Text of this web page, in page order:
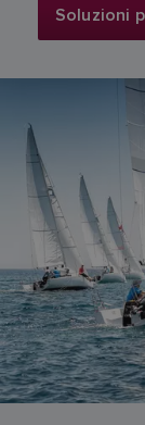
Soluzioni